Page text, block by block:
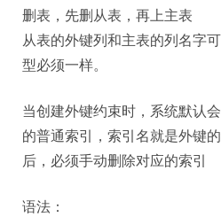
删表，先删从表，再上主表
从表的外键列和主表的列名字
型必须一样。
当创建外键约束时，系统默认
的普通索引，索引名就是外键
后，必须手动删除对应的索引
语法：